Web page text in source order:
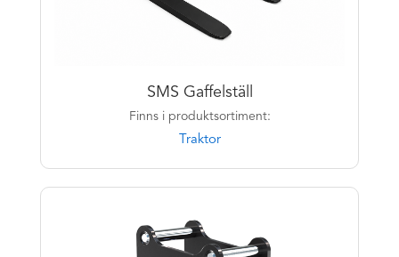
SMS Gaffelställ
Finns i produktsortiment:
Traktor